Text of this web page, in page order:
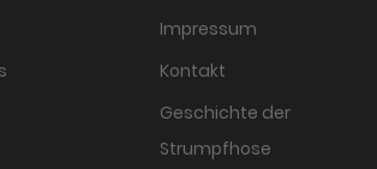
Impressum
Kontakt
Geschichte der
Strumpfhose